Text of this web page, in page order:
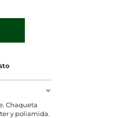
Chaqueta
y poliamida.